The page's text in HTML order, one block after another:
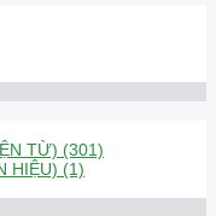
TỪ) (301)
HIỆU) (1)